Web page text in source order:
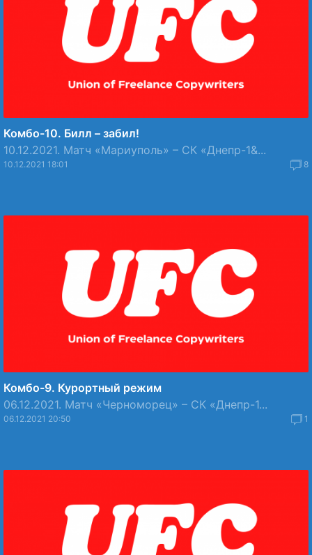
Комбо-10. Билл – забил!
10.12.2021. Матч «Мариуполь» – СК «Днепр-1&...
10.12.2021 18:01 8
Комбо-9. Курортный режим
06.12.2021. Матч «Черноморец» – СК «Днепр-1...
06.12.2021 20:50 1